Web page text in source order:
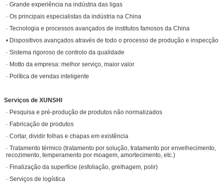
· Grande experiência na indústria das ligas
· Os principais especialistas da indústria na China
· Tecnologia e processos avançados de institutos famosos da China
• Dispositivos avançados através de todo o processo de produção e inspecção
· Sistema rigoroso de controlo da qualidade
· Motto da empresa: melhor serviço, maior valor
· Política de vendas inteligente
Serviços de XUNSHI
· Pesquisa e pré-produção de produtos não normalizados
· Fabricação de produtos
· Cortar, dividir folhas e chapas em existência
· Tratamento térmico (tratamento por solução, tratamento por envelhecimento,
recozimento, temperamento por moagem, amortecimento, etc.)
· Finalização da superfície (esfoliação, grelhagem, polir)
· Serviços de logística